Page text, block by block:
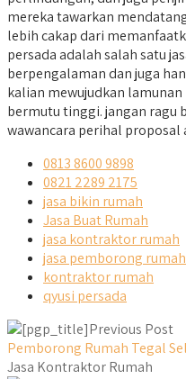
mereka tawarkan
lebih cakap dari
persada adalah salah satu
berpengalaman dan juga
kalian mewujudkan
bermutu tinggi. jangan ragu
wawancara perihal proposal
0813 8600 9898
0821 2289 2175
jasa bikin rumah
Jasa Buat Rumah
jasa kontraktor rumah
jasa pemborong rumah
kontraktor rumah
qyusi persada
Previous Post
Pemborong Rumah Tegal
Jasa Kontraktor Rumah